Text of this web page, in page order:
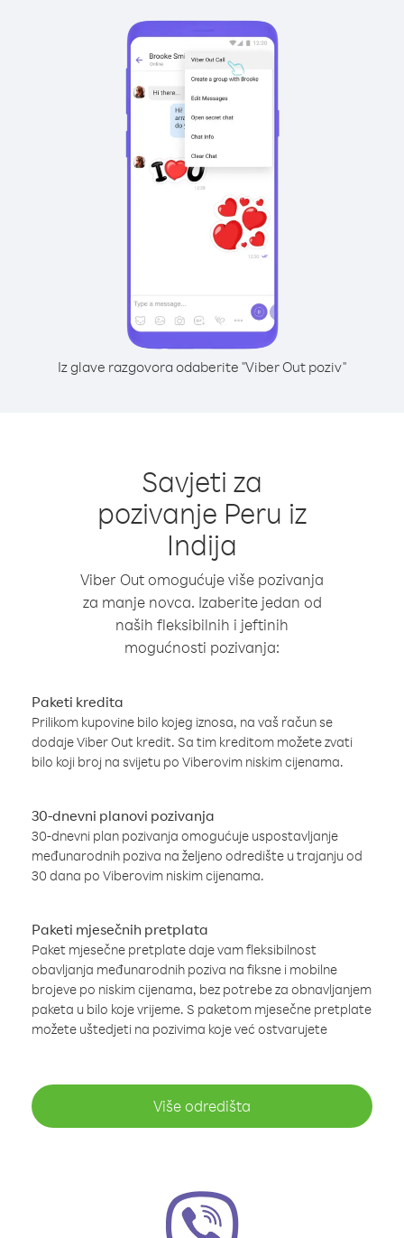
Iz glave razgovora odaberite "Viber Out poziv"
Savjeti za
pozivanje Peru iz
Indija
Viber Out omogućuje više pozivanja
za manje novca. Izaberite jedan od
naših fleksibilnih i jeftinih
mogućnosti pozivanja:
Paketi kredita
Prilikom kupovine bilo kojeg iznosa, na vaš račun se
dodaje Viber Out kredit. Sa tim kreditom možete zvati
bilo koji broj na svijetu po Viberovim niskim cijenama.
30-dnevni planovi pozivanja
30-dnevni plan pozivanja omogućuje uspostavljanje
međunarodnih poziva na željeno odredište u trajanju od
30 dana po Viberovim niskim cijenama.
Paketi mjesečnih pretplata
Paket mjesečne pretplate daje vam fleksibilnost
obavljanja međunarodnih poziva na fiksne i mobilne
brojeve po niskim cijenama, bez potrebe za obnavljanjem
paketa u bilo koje vrijeme. S paketom mjesečne pretplate
možete uštedjeti na pozivima koje već ostvarujete
Više odredišta